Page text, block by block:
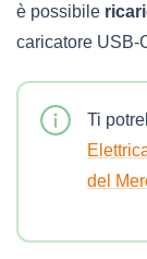
è possibile
caricatore USB-
Ti
del